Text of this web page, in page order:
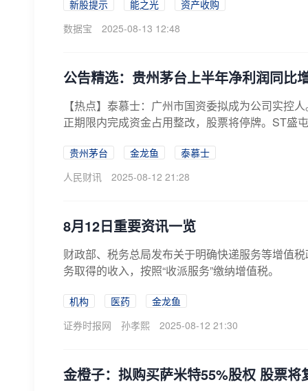
新股提示 能之光
资产收购
数据宝
2025-08-13 12:48
公告精选：贵州茅台上半年净利润同比
【热点】泰慕士：广州市国资委拟成为公司实控
正期限内完成资金占用整改，股票将停牌。ST盛
贵州茅台 金龙鱼
泰慕士
人民财讯
2025-08-12 21:28
8月12日重要资讯一览
财政部、税务总局发布关于明确快递服务等增值
务取得的收入，按照“收派服务”缴纳增值税。
机构 医药
金龙鱼
证券时报网
孙孝熙 2025-08-12 21:30
金橙子：拟购买萨米特55%股权 股票将